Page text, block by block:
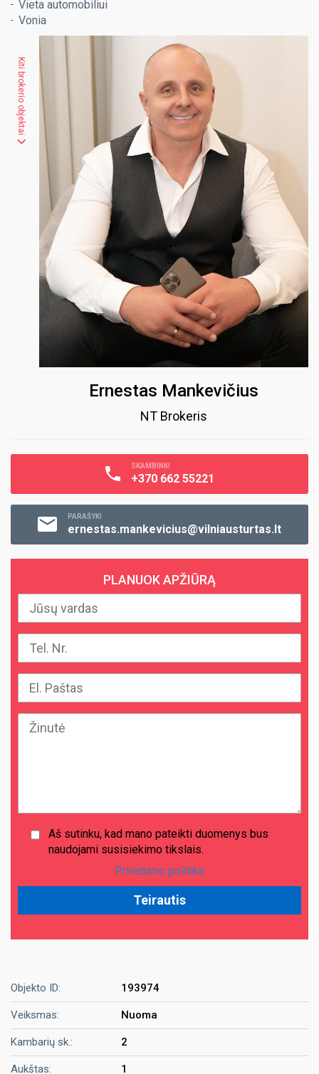
Vieta automobiliui
Vonia
Kiti brokerio objektai
Ernestas Mankevičius
NT Brokeris
SKAMBINK!
+370 662 55221
PARAŠYK!
ernestas.mankevicius@vilniausturtas.lt
PLANUOK APŽIŪRĄ
Aš sutinku, kad mano pateikti duomenys bus
naudojami susisiekimo tikslais.
Privatumo politika
Objekto ID: 193974
Veiksmas: Nuoma
Kambarių sk.: 2
Aukštas: 1